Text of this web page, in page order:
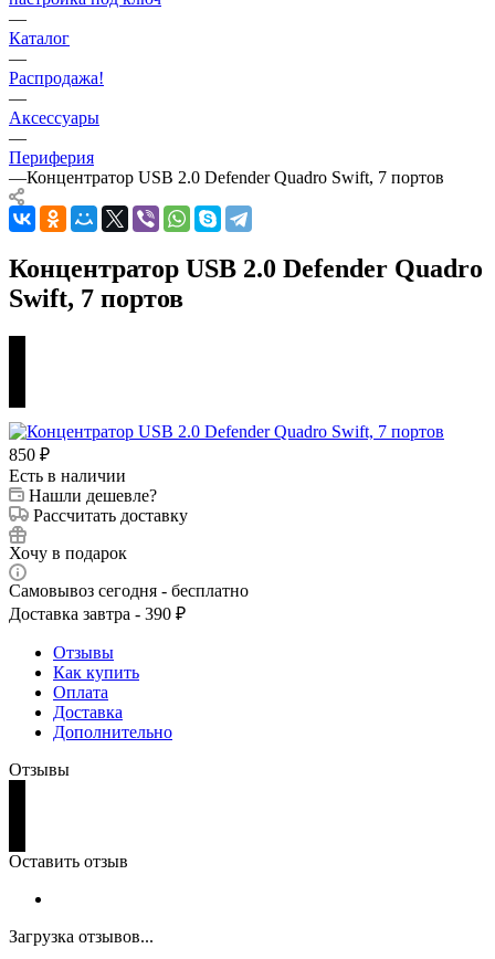
—
Каталог
—
Распродажа!
—
Аксессуары
—
Периферия
—Концентратор USB 2.0 Defender Quadro Swift, 7 портов
Концентратор USB 2.0 Defender Quadro
Swift, 7 портов
850 ₽
Есть в наличии
Нашли дешевле?
Рассчитать доставку
Хочу в подарок
Самовывоз сегодня - бесплатно
Доставка завтра - 390 ₽
Отзывы
Как купить
Оплата
Доставка
Дополнительно
Отзывы
Оставить отзыв
Загрузка отзывов...